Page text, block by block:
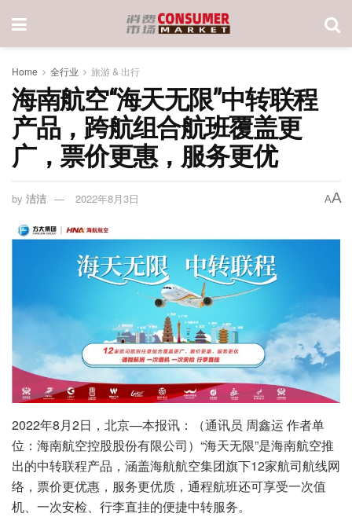
Home 全行业 旅游 & 出行
海南航空“海天无限”中转联程
产品，跨航组合航班覆盖更
广，票价更惠，服务更优
by 洁洁 2022年8月3日 AA
2022年8月2日，北京—本报讯：（通讯员 周鑫运 作者单
位：海南航空控股股份有限公司）“海天无限”是海南航空推
出的中转联程产品，涵盖海航航空集团旗下12家航司航线网
络，票价更优惠，服务更优质，通程航班还可享受一次值
机、一次安检、行李直挂的便捷中转服务。